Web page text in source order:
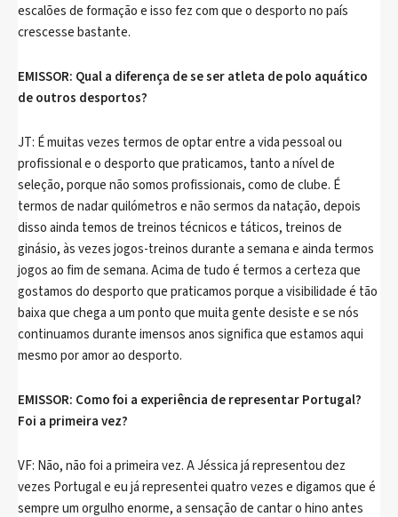
escalões de formação e isso fez com que o desporto no país
crescesse bastante.
EMISSOR: Qual a diferença de se ser atleta de polo aquático
de outros desportos?
JT: É muitas vezes termos de optar entre a vida pessoal ou
profissional e o desporto que praticamos, tanto a nível de
seleção, porque não somos profissionais, como de clube. É
termos de nadar quilómetros e não sermos da natação, depois
disso ainda temos de treinos técnicos e táticos, treinos de
ginásio, às vezes jogos-treinos durante a semana e ainda termos
jogos ao fim de semana. Acima de tudo é termos a certeza que
gostamos do desporto que praticamos porque a visibilidade é tão
baixa que chega a um ponto que muita gente desiste e se nós
continuamos durante imensos anos significa que estamos aqui
mesmo por amor ao desporto.
EMISSOR: Como foi a experiência de representar Portugal?
Foi a primeira vez?
VF: Não, não foi a primeira vez. A Jéssica já representou dez
vezes Portugal e eu já representei quatro vezes e digamos que é
sempre um orgulho enorme, a sensação de cantar o hino antes